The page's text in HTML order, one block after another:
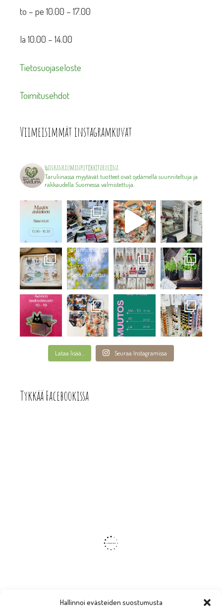
Hallinnoi evästeiden suostumusta
to – pe 10.00 – 17.00
la 10.00 – 14.00
Tietosuojaseloste
Toimitusehdot
Viimeisimmät instagramkuvat
wanhanraumanputiikkitaruliina
Taruliinassa myytävät tuotteet ovat sydämellä suunniteltuja ja
rakkaudella Suomessa valmistettuja.
Lataa lisää... Seuraa Instagramissa
Tykkää Facebookissa